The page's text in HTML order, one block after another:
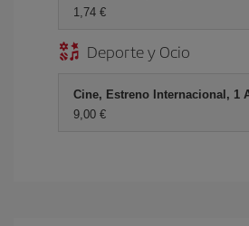
1,74 €
Deporte y Ocio
Cine, Estreno Internacional, 1
9,00 €